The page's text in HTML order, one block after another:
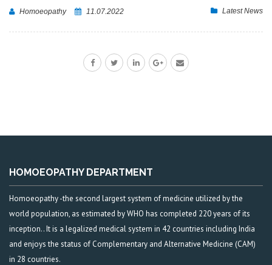
Homoeopathy 11.07.2022 Latest News
HOMOEOPATHY DEPARTMENT
Homoeopathy -the second largest system of medicine utilized by the
world population, as estimated by WHO has completed 220 years of its
inception.. It is a legalized medical system in 42 countries including India
and enjoys the status of Complementary and Alternative Medicine (CAM)
in 28 countries.